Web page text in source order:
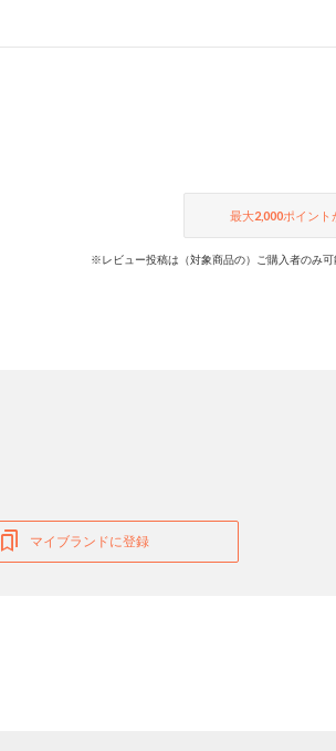
最大2,000ポイント
※レビュー投稿は（対象商品の）ご購入者のみ
マイブランドに登録